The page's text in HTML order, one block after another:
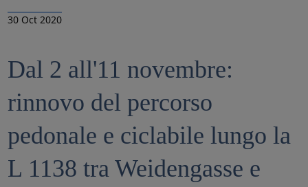
30 Oct 2020
Dal 2 all'11 novembre:
rinnovo del percorso
pedonale e ciclabile lungo la
L 1138 tra Weidengasse e